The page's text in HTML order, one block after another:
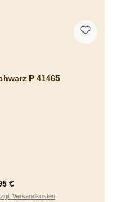
P 41465
Preis:
€
Versandkosten